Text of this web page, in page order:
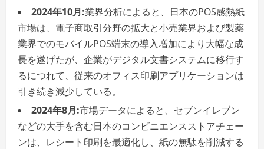
2024年10月:業界分析によると、日本のPOS感熱紙
市場は、電子商取引分野の拡大と小売業界および製薬
業界でのモバイルPOS端末の導入増加により大幅な成
長を遂げたが、企業がデジタル文書システムに移行す
るにつれて、従来のオフィス印刷アプリケーションは
引き続き減少している。
2024年8月:市場データによると、セブンイレブン
などの大手を含む日本のコンビニエンスストアチェー
ンは、レシート印刷を最適化し、紙の無駄を削減する